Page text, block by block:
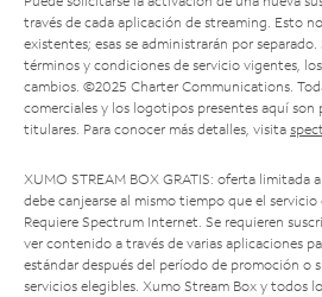
través de cada aplicación de streaming. Esto
existentes; esas se administrarán por
términos y condiciones de servicio vigentes,
cambios. ©2025 Charter Communications.
comerciales y los logotipos presentes aquí son
titulares. Para conocer más detalles, visita
XUMO STREAM BOX GRATIS: oferta limitada
debe canjearse al mismo tiempo que el
Requiere Spectrum Internet. Se requieren
ver contenido a través de varias aplicaciones
estándar después del período de promoción o
servicios elegibles. Xumo Stream Box y todos